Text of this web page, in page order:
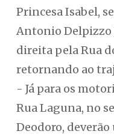
Princesa Isabel,
Antonio Delpizzo
direita pela Rua
retornando ao
- Já para os
Rua Laguna, no
Deodoro,